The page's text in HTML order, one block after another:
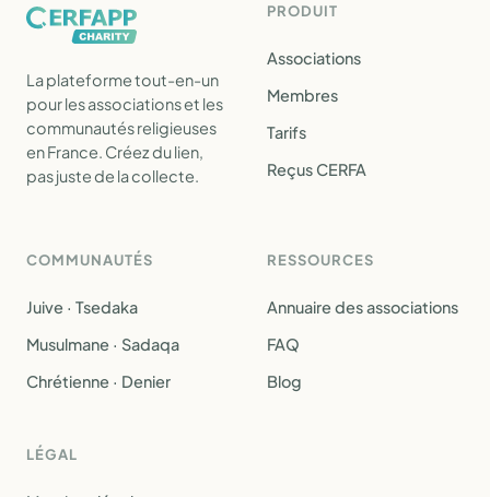
La plateforme tout-en-un
pour les associations et les
communautés religieuses
en France. Créez du lien,
pas juste de la collecte.
PRODUIT
Associations
Membres
Tarifs
Reçus CERFA
COMMUNAUTÉS
Juive · Tsedaka
Musulmane · Sadaqa
Chrétienne · Denier
RESSOURCES
Annuaire des associations
FAQ
Blog
LÉGAL